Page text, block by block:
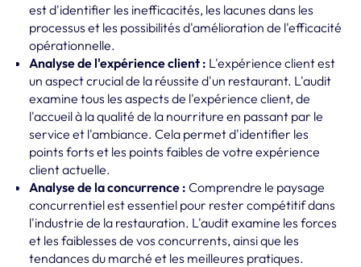
est d'identifier les inefficacités, les lacunes dans les
processus et les possibilités d'amélioration de l'efficacité
opérationnelle.
Analyse de l'expérience client : L'expérience client est
un aspect crucial de la réussite d'un restaurant. L'audit
examine tous les aspects de l'expérience client, de
l'accueil à la qualité de la nourriture en passant par le
service et l'ambiance. Cela permet d'identifier les
points forts et les points faibles de votre expérience
client actuelle.
Analyse de la concurrence : Comprendre le paysage
concurrentiel est essentiel pour rester compétitif dans
l'industrie de la restauration. L'audit examine les forces
et les faiblesses de vos concurrents, ainsi que les
tendances du marché et les meilleures pratiques.